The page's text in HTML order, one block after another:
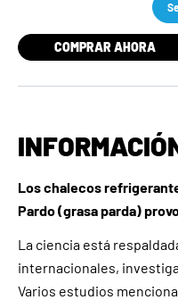
COMPRAR AHORA
Los chalecos
Pardo (grasa parda)
La ciencia está
internacionales,
Varios estudios